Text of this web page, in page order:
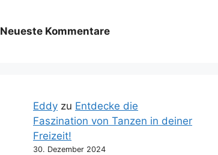
Neueste Kommentare
Eddy zu Entdecke die
Faszination von Tanzen in deiner
Freizeit!
30. Dezember 2024